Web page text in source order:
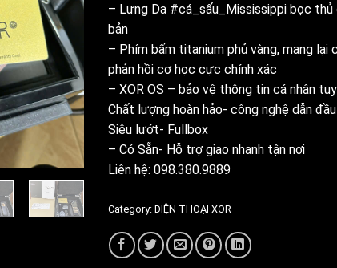
– Lưng Da #cá_sấu_Mississippi bọc
bản
– Phím bấm titanium phủ vàng, mang lại
phản hồi cơ học cực chính xác
– XOR OS – bảo vệ thông tin cá nhân
Chất lượng hoàn hảo- công nghệ dẫn
Siêu lướt- Fullbox
– Có Sẵn- Hỗ trợ giao nhanh tận nơi
Liên hệ: 098.380.9889
Category:ĐIỆN THOẠI XOR